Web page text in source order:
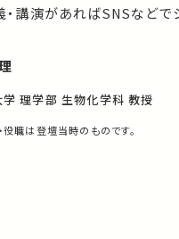
講演があればSNSなどで
理学部 生物化学科 教授
職は登壇当時のものです。